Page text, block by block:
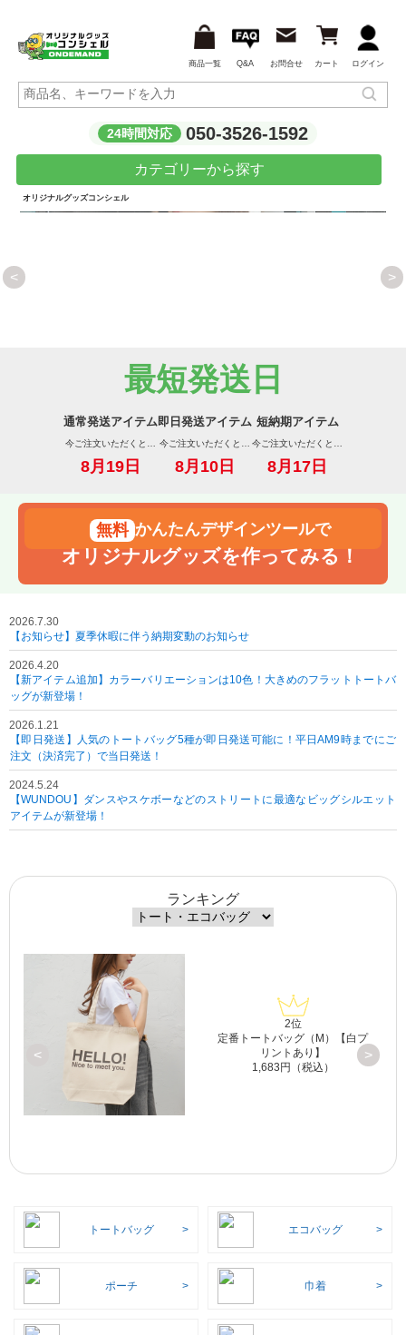
商品一覧 Q&A お問合せ カート ログイン
24時間対応 050-3526-1592
カテゴリーから探す
オリジナルグッズコンシェル
< >
最短発送日
通常発送アイテム
今ご注文いただくと…
8月19日
即日発送アイテム
今ご注文いただくと…
8月10日
短納期アイテム
今ご注文いただくと…
8月17日
かんたんデザインツールで
オリジナルグッズを作ってみる！
2026.7.30
【お知らせ】夏季休暇に伴う納期変動のお知らせ
2026.4.20
【新アイテム追加】カラーバリエーションは10色！大きめのフラットトートバ
ッグが新登場！
2026.1.21
【即日発送】人気のトートバッグ5種が即日発送可能に！平日AM9時までにご
注文（決済完了）で当日発送！
2024.5.24
【WUNDOU】ダンスやスケボーなどのストリートに最適なビッグシルエット
アイテムが新登場！
ランキング
<
2位
定番トートバッグ（M）【白プ
リントあり】
1,683円（税込）
>
トートバッグ エコバッグ
ポーチ 巾着